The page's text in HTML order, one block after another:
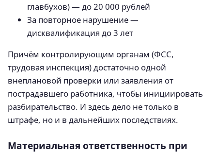
главбухов) — до 20 000 рублей
За повторное нарушение —
дисквалификация до 3 лет
Причём контролирующим органам (ФСС,
трудовая инспекция) достаточно одной
внеплановой проверки или заявления от
пострадавшего работника, чтобы инициировать
разбирательство. И здесь дело не только в
штрафе, но и в дальнейших последствиях.
Материальная ответственность при